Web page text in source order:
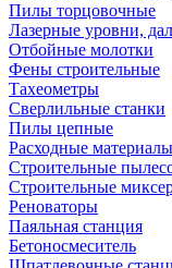
Пилы торцовочные
Лазерные уровни,
Отбойные молотки
Фены строительные
Тахеометры
Сверлильные станки
Пилы цепные
Расходные материалы
Строительные
Строительные
Реноваторы
Паяльная станция
Бетоносмеситель